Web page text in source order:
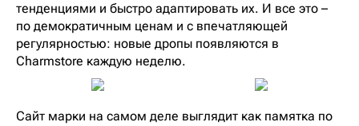
тенденциями и быстро адаптировать их. И все это –
по демократичным ценам и с впечатляющей
регулярностью: новые дропы появляются в
Charmstore каждую неделю.
Сайт марки на самом деле выглядит как памятка по